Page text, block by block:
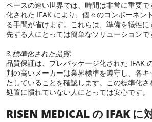
ペースの速い世界では、時間は非常に重要
化された IFAK により、個々のコンポーネン
る手間が省けます。これらは、準備を犠牲
先する人にとっては簡単なソリューションで
3.標準化された品質:
品質保証は、プレパッケージ化された IFAK
判の高いメーカーは業界標準を遵守し、各
たしていることを確認します。この標準化
処置に慣れていない人にとっては安心です。
RISEN MEDICAL の IFAK に